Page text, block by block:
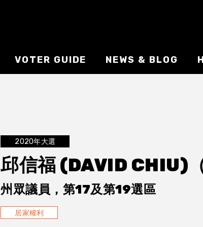
VOTER GUIDE NEWS & BLOG
2020年大選
邱信福 (DAVID CHIU)
州眾議員，第17及第19選區
居家權利